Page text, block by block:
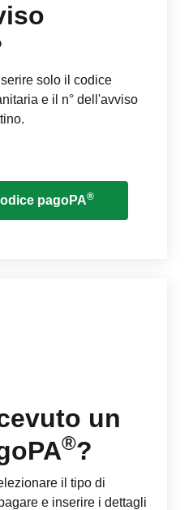
solo il codice
e il n° dell'avviso
pagoPA®
un
®?
il tipo di
e inserire i dettagli